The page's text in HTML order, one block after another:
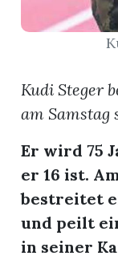
Kudi Steger
am Samstag
Er wird 75
er 16 ist.
bestreitet
und peilt
in seiner